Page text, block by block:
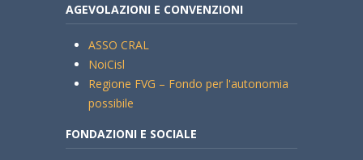
AGEVOLAZIONI E CONVENZIONI
ASSO CRAL
NoiCisl
Regione FVG – Fondo per l'autonomia
possibile
FONDAZIONI E SOCIALE